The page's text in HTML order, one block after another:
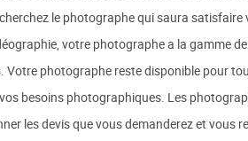
le photographe qui saura satisfaire
votre photographe a la gamme
Votre photographe reste disponible pour
besoins photographiques. Les
les devis que vous demanderez et vous